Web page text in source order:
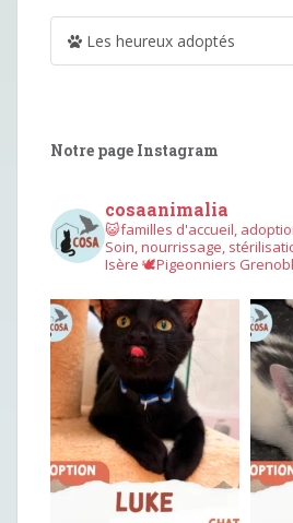
Les heureux adoptés
Notre page Instagram
cosaanimalia
😺familles d'accueil,
Soin, nourrissage,
Isère 🕊︎Pigeonniers